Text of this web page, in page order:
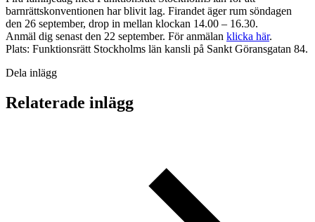
barnrättskonventionen har blivit lag. Firandet äger rum söndagen
den 26 september, drop in mellan klockan 14.00 – 16.30.
Anmäl dig senast den 22 september. För anmälan klicka här.
Plats: Funktionsrätt Stockholms län kansli på Sankt Göransgatan 84.
Dela inlägg
Relaterade inlägg